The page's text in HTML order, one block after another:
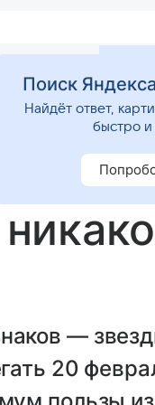
Гадания
—
20
Поиск
Найдёт ответ,
быстро и